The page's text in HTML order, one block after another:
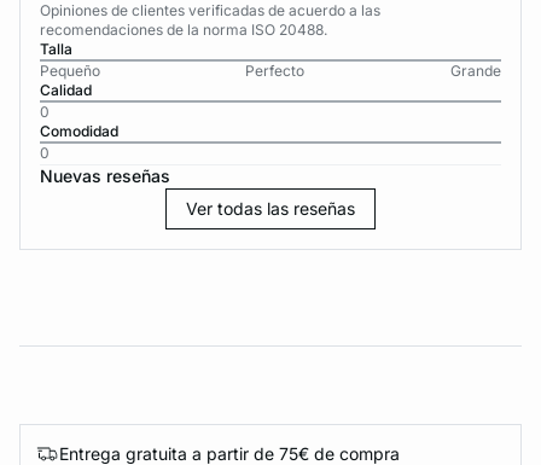
Opiniones de clientes verificadas de acuerdo a las
recomendaciones de la norma ISO 20488.
Talla
Pequeño
Perfecto
Grande
Calidad
0
Comodidad
0
Nuevas reseñas
Ver todas las reseñas
Entrega gratuita a partir de 75€ de compra